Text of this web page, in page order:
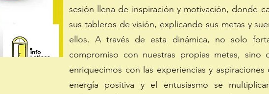
sesión llena de inspiración y motivación, donde
sus tableros de visión, explicando sus metas y
ellos. A través de esta dinámica, no solo
compromiso con nuestras propias metas, sino
enriquecimos con las experiencias y aspiraciones
energía positiva y el entusiasmo se